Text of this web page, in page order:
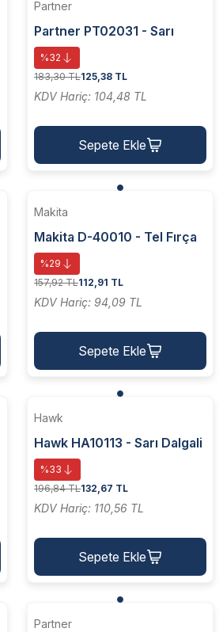
Partner
Partner PT02031 - Sarı
Dalgali Telli M14 Vidalı
Çanak Fırça 80 Mm
%32
183,30 TL125,38 TL
KDV Hariç: 104,48 TL
Sepete Ekle
Makita
Makita D-40010 - Tel Fırça
19x6 Mm - D-40010
%29
157,92 TL112,91 TL
KDV Hariç: 94,09 TL
Sepete Ekle
Hawk
Hawk HA10113 - Sarı Dalgali
Telli M14 Vidalı Daire Fırça
75 Mm
%33
196,84 TL132,67 TL
KDV Hariç: 110,56 TL
Sepete Ekle
Partner